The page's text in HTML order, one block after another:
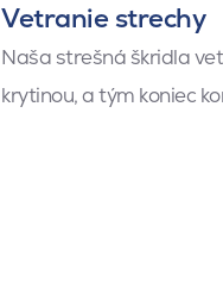
Vetranie strechy
Naša strešná škridla
krytinou, a tým koniec